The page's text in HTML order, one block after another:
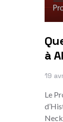
à
19
Le